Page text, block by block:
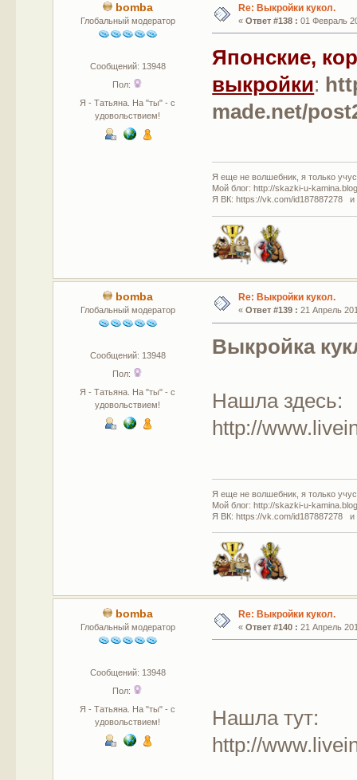
bomba
Глобальный модератор
Сообщений: 13948
Пол:
Я - Татьяна. На "ты" - с
удовольствием!
Re: Выкройки кукол.
« Ответ #138 : 01 Февраль
Японские,
выкройки:
made.net/
Я еще не волшебник, я только
Мой блог: http://skazki-u-
Я ВК: https://vk.com/id187887278 и
bomba
Глобальный модератор
Сообщений: 13948
Пол:
Я - Татьяна. На "ты" - с
удовольствием!
Re: Выкройки кукол.
« Ответ #139 : 21 Апрель
Выкройка
Нашла здесь:
http://
Я еще не волшебник, я только
Мой блог: http://skazki-u-
Я ВК: https://vk.com/id187887278 и
bomba
Глобальный модератор
Сообщений: 13948
Пол:
Я - Татьяна. На "ты" - с
удовольствием!
Re: Выкройки кукол.
« Ответ #140 : 21 Апрель
Нашла тут:
http://